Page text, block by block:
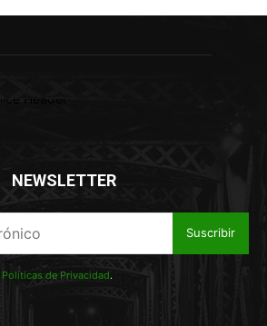
NEWSLETTER
Suscribir
Políticas de Privacidad.